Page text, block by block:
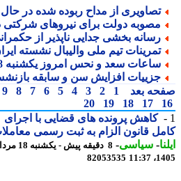
تصاویری از مداح ربوده شده در حال
مصوبه دولت برای نیروهای شرکتی دردی
رسانه بخشی جدایی ناپذیر از
تمرینات تیم ملی والیبال نشسته ایران
ساعات سعد و نحس امروز یکشنبه 18 مرداد + جدول
جزییات افزایش سن و سابقه
بعد
1
2
3
4
5
6
7
8
9
10
17
18
19
20
کاهش پرونده های قضایی با اجرای
قانون الزام به ثبت رسمی معاملات
-سیاسی-
8 دقیقه پیش - یکشنبه 18 مرداد
82053535